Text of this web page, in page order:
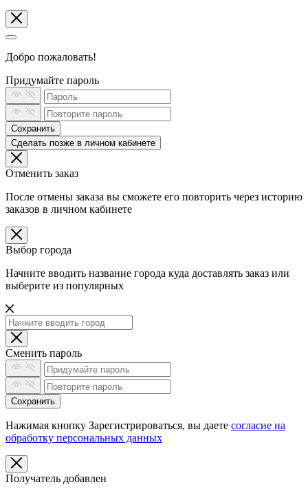
Добро пожаловать!
Придумайте пароль
Сохранить
Сделать позже в личном кабинете
Отменить заказ
После отмены заказа вы сможете его повторить через историю
заказов в личном кабинете
Выбор города
Начните вводить название города куда доставлять заказ или
выберите из популярных
Сменить пароль
Сохранить
Нажимая кнопку Зарегистрироваться, вы даете согласие на
обработку персональных данных
Получатель добавлен